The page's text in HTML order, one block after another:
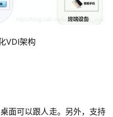
VDI架构
面可以跟人走。另外，支持